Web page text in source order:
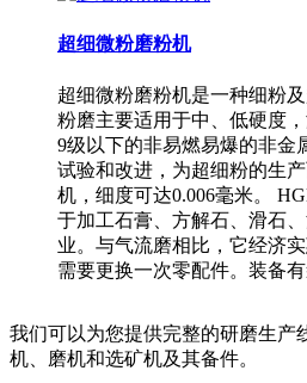
超细微粉磨粉机
超细微粉磨粉机是一种细粉
粉磨主要适用于中、低硬度
9级以下的非易燃易爆的非金
试验和改进，为超细粉的生
机，细度可达0.006毫米。
于加工石膏、方解石、滑石
业。与气流磨相比，它经济
需要更换一次零配件。装备
我们可以为您提供完整的研磨生产
机、磨机和选矿机及其备件。